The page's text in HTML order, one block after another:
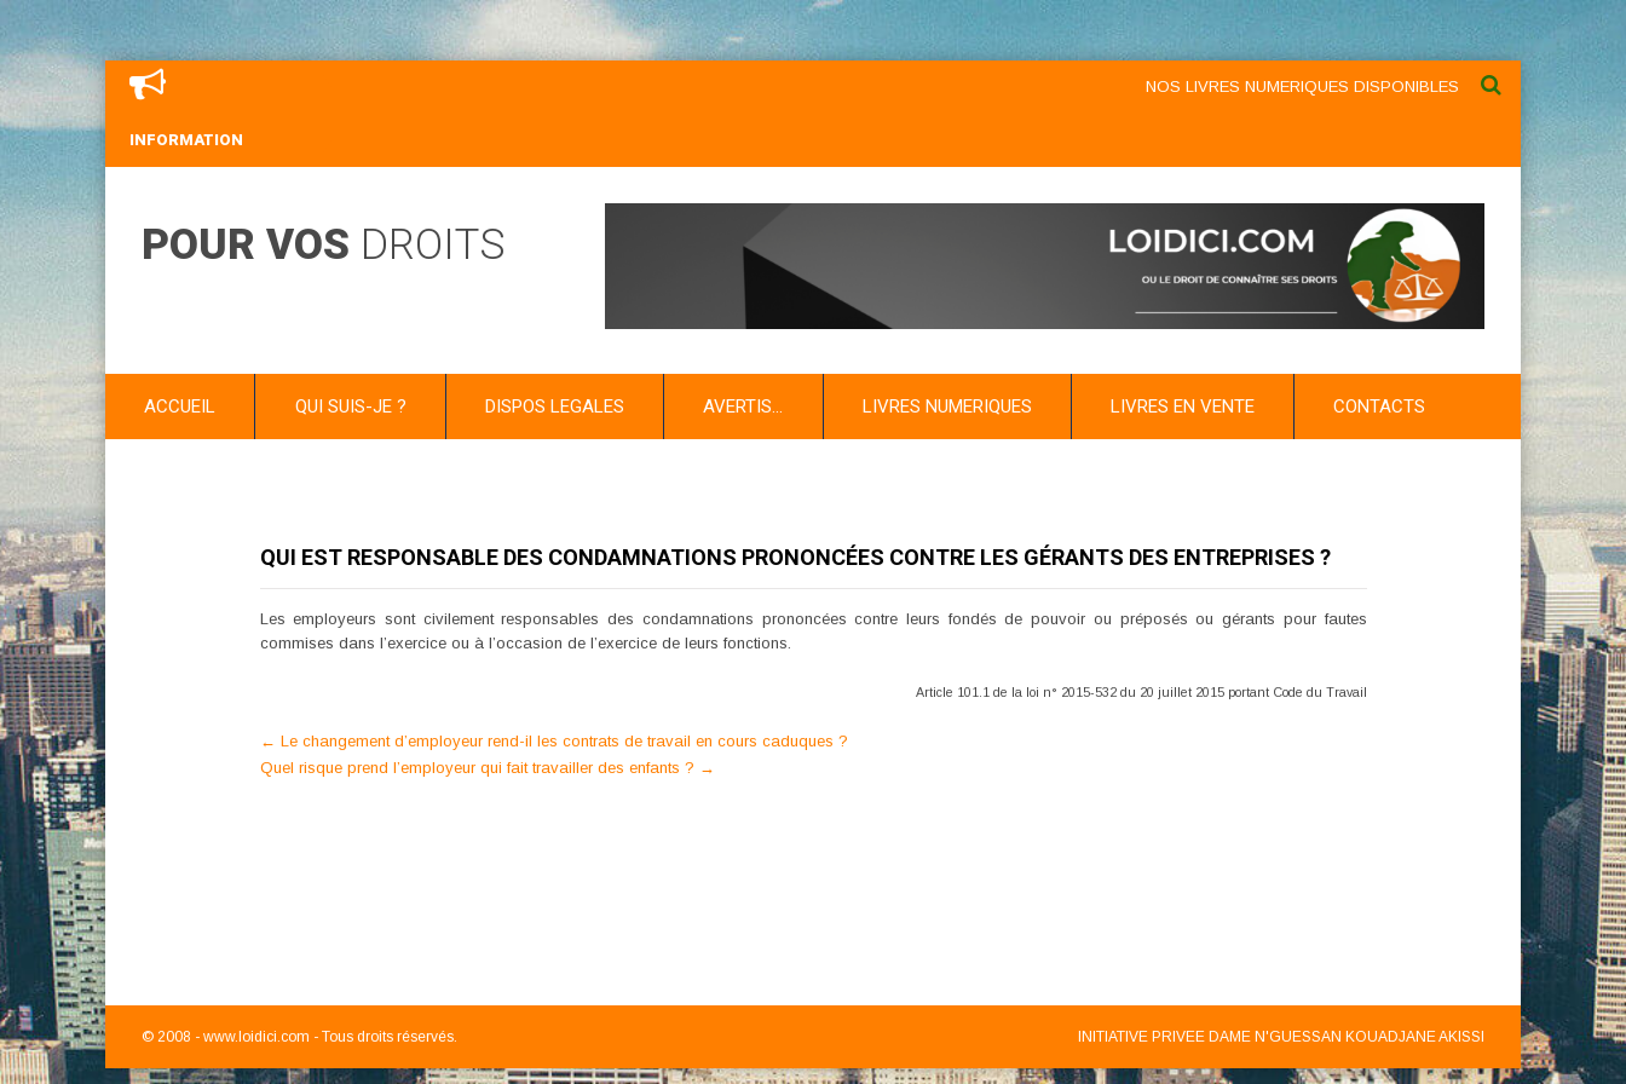
INFORMATION
NOS LIVRES NUMERIQUES DISPONIBLES AU NIVEAU DU MENU
POUR VOS DROITS
ACCUEIL QUI SUIS-JE ? DISPOS LEGALES AVERTIS… LIVRES NUMERIQUES LIVRES EN VENTE CONTACTS
QUI EST RESPONSABLE DES CONDAMNATIONS PRONONCÉES CONTRE LES GÉRANTS DES ENTREPRISES ?
Les employeurs sont civilement responsables des condamnations prononcées contre leurs fondés de pouvoir ou préposés ou gérants pour fautes
commises dans l’exercice ou à l’occasion de l’exercice de leurs fonctions.
Article 101.1 de la loi n° 2015-532 du 20 juillet 2015 portant Code du Travail
Post
navigation
← Le changement d’employeur rend-il les contrats de travail en cours caduques ?
Quel risque prend l’employeur qui fait travailler des enfants ? →
© 2008 - www.loidici.com - Tous droits réservés. INITIATIVE PRIVEE DAME N'GUESSAN KOUADJANE AKISSI